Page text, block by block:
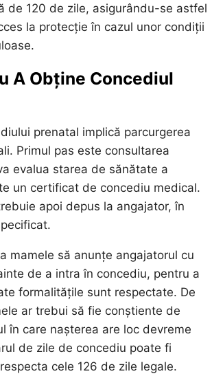
de 120 de zile, asigurându-se astfel
la protecție în cazul unor condiții
A Obține Concediul
prenatal implică parcurgerea
Primul pas este consultarea
evalua starea de sănătate a
un certificat de concediu medical.
apoi depus la angajator, în
mamele să anunțe angajatorul cu
de a intra în concediu, pentru a
formalitățile sunt respectate. De
ar trebui să fie conștiente de
în care nașterea are loc devreme
de zile de concediu poate fi
cele 126 de zile legale.